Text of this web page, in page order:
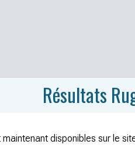
Résultats
disponibles sur le